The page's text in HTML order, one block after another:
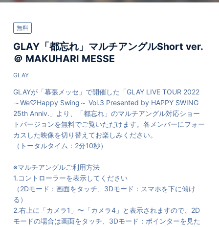
無料
GLAY「都忘れ」マルチアングルShort ver.
＠ MAKUHARI MESSE
GLAY
GLAYが「幕張メッセ」で開催した「GLAY LIVE TOUR 2022
～We♡Happy Swing～ Vol.3 Presented by HAPPY SWING
25th Anniv.」より、「都忘れ」のマルチアングル対応ショー
トバージョンを無料でご覧いただけます。各メンバーにフォー
カスした映像を切り替えてお楽しみください。
（トータルタイム：2分10秒）
※マルチアングルご利用方法
1.コントローラーを表示してください
（2Dモード：画面をタッチ、3Dモード：スマホを下に傾け
る）
2.右上に「カメラ1」〜「カメラ4」と表示されますので、2D
モードの場合は画面をタッチ、3Dモード：ポインターを見た